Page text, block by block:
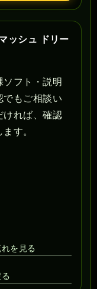
ッシュ ドリー
フト・説明
もご相談い
ければ、確認
す。
を見る